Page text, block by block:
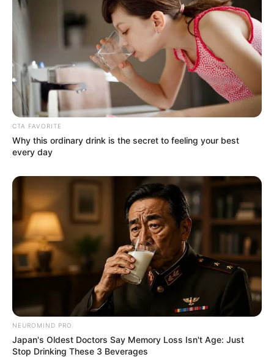
CTA FAVORITE
Why this ordinary drink is the secret to feeling your best
every day
NEUROMIND PRO
Japan's Oldest Doctors Say Memory Loss Isn't Age: Just
Stop Drinking These 3 Beverages